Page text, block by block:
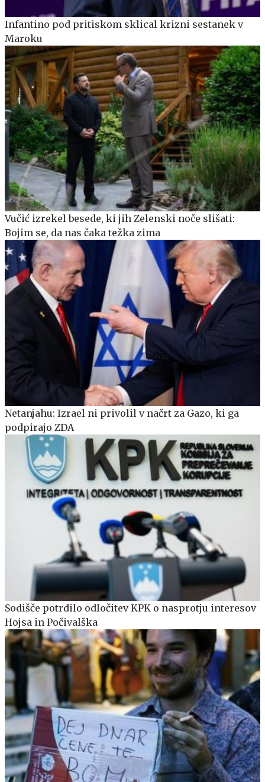
Infantino pod pritiskom sklical krizni sestanek v
Maroku
Vučić izrekel besede, ki jih Zelenski noče slišati:
Bojim se, da nas čaka težka zima
Netanjahu: Izrael ni privolil v načrt za Gazo, ki ga
podpirajo ZDA
Sodišče potrdilo odločitev KPK o nasprotju interesov
Hojsa in Počivalška